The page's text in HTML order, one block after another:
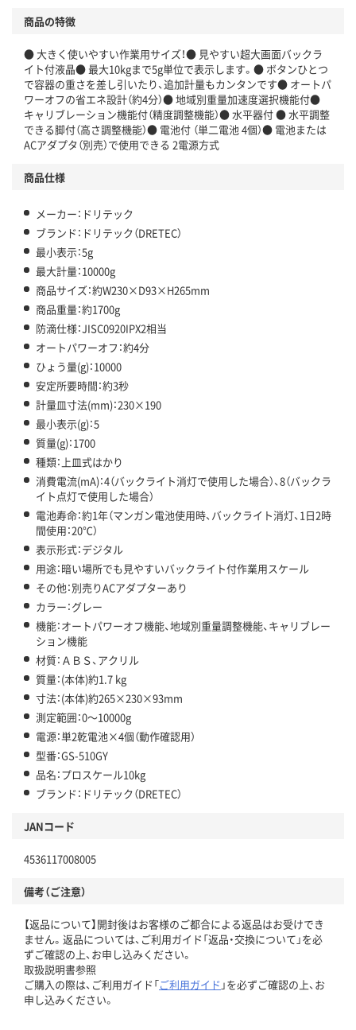
商品の特徴
● 大きく使いやすい作業用サイズ！● 見やすい超大画面バックラ
イト付液晶● 最大10kgまで5g単位で表示します。● ボタンひとつ
で容器の重さを差し引いたり、追加計量もカンタンです● オートパ
ワーオフの省エネ設計（約4分）● 地域別重量加速度選択機能付●
キャリブレーション機能付（精度調整機能）● 水平器付 ● 水平調整
できる脚付（高さ調整機能）● 電池付 （単二電池 4個）● 電池または
ACアダプタ（別売）で使用できる 2電源方式
商品仕様
メーカー：ドリテック
ブランド：ドリテック（DRETEC）
最小表示：5g
最大計量：10000g
商品サイズ：約W230×D93×H265mm
商品重量：約1700g
防滴仕様：JISC0920IPX2相当
オートパワーオフ：約4分
ひょう量(g)：10000
安定所要時間：約3秒
計量皿寸法(mm)：230×190
最小表示(g)：5
質量(g)：1700
種類：上皿式はかり
消費電流(mA)：4（バックライト消灯で使用した場合）、8（バックラ
イト点灯で使用した場合）
電池寿命：約1年（マンガン電池使用時、バックライト消灯、1日2時
間使用：20℃）
表示形式：デジタル
用途：暗い場所でも見やすいバックライト付作業用スケール
その他：別売りACアダプターあり
カラー：グレー
機能：オートパワーオフ機能、地域別重量調整機能、キャリブレー
ション機能
材質：ＡＢＳ、アクリル
質量：(本体)約1.7 kg
寸法：(本体)約265×230×93mm
測定範囲：0～10000g
電源：単2乾電池×4個（動作確認用）
型番：GS-510GY
品名：プロスケール10kg
ブランド：ドリテック（DRETEC）
JANコード
4536117008005
備考（ご注意）
【返品について】開封後はお客様のご都合による返品はお受けでき
ません。返品については、ご利用ガイド「返品・交換について」を必
ずご確認の上、お申し込みください。
取扱説明書参照
ご購入の際は、ご利用ガイド「ご利用ガイド 」を必ずご確認の上、お
申し込みください。